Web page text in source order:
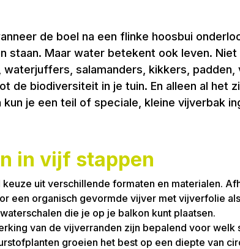
de boel na een flinke hoosbui
staan. Maar water betekent ook leven.
salamanders, kikkers,
de biodiversiteit in je tuin. En alleen al het
je een teil of speciale, kleine vijverbak
in vijf stappen
uit verschillende formaten en materialen.
een organisch gevormde vijver met vijverfolie
die je op je balkon kunt plaatsen.
van de vijverranden zijn bepalend voor welk
groeien het best op een diepte van